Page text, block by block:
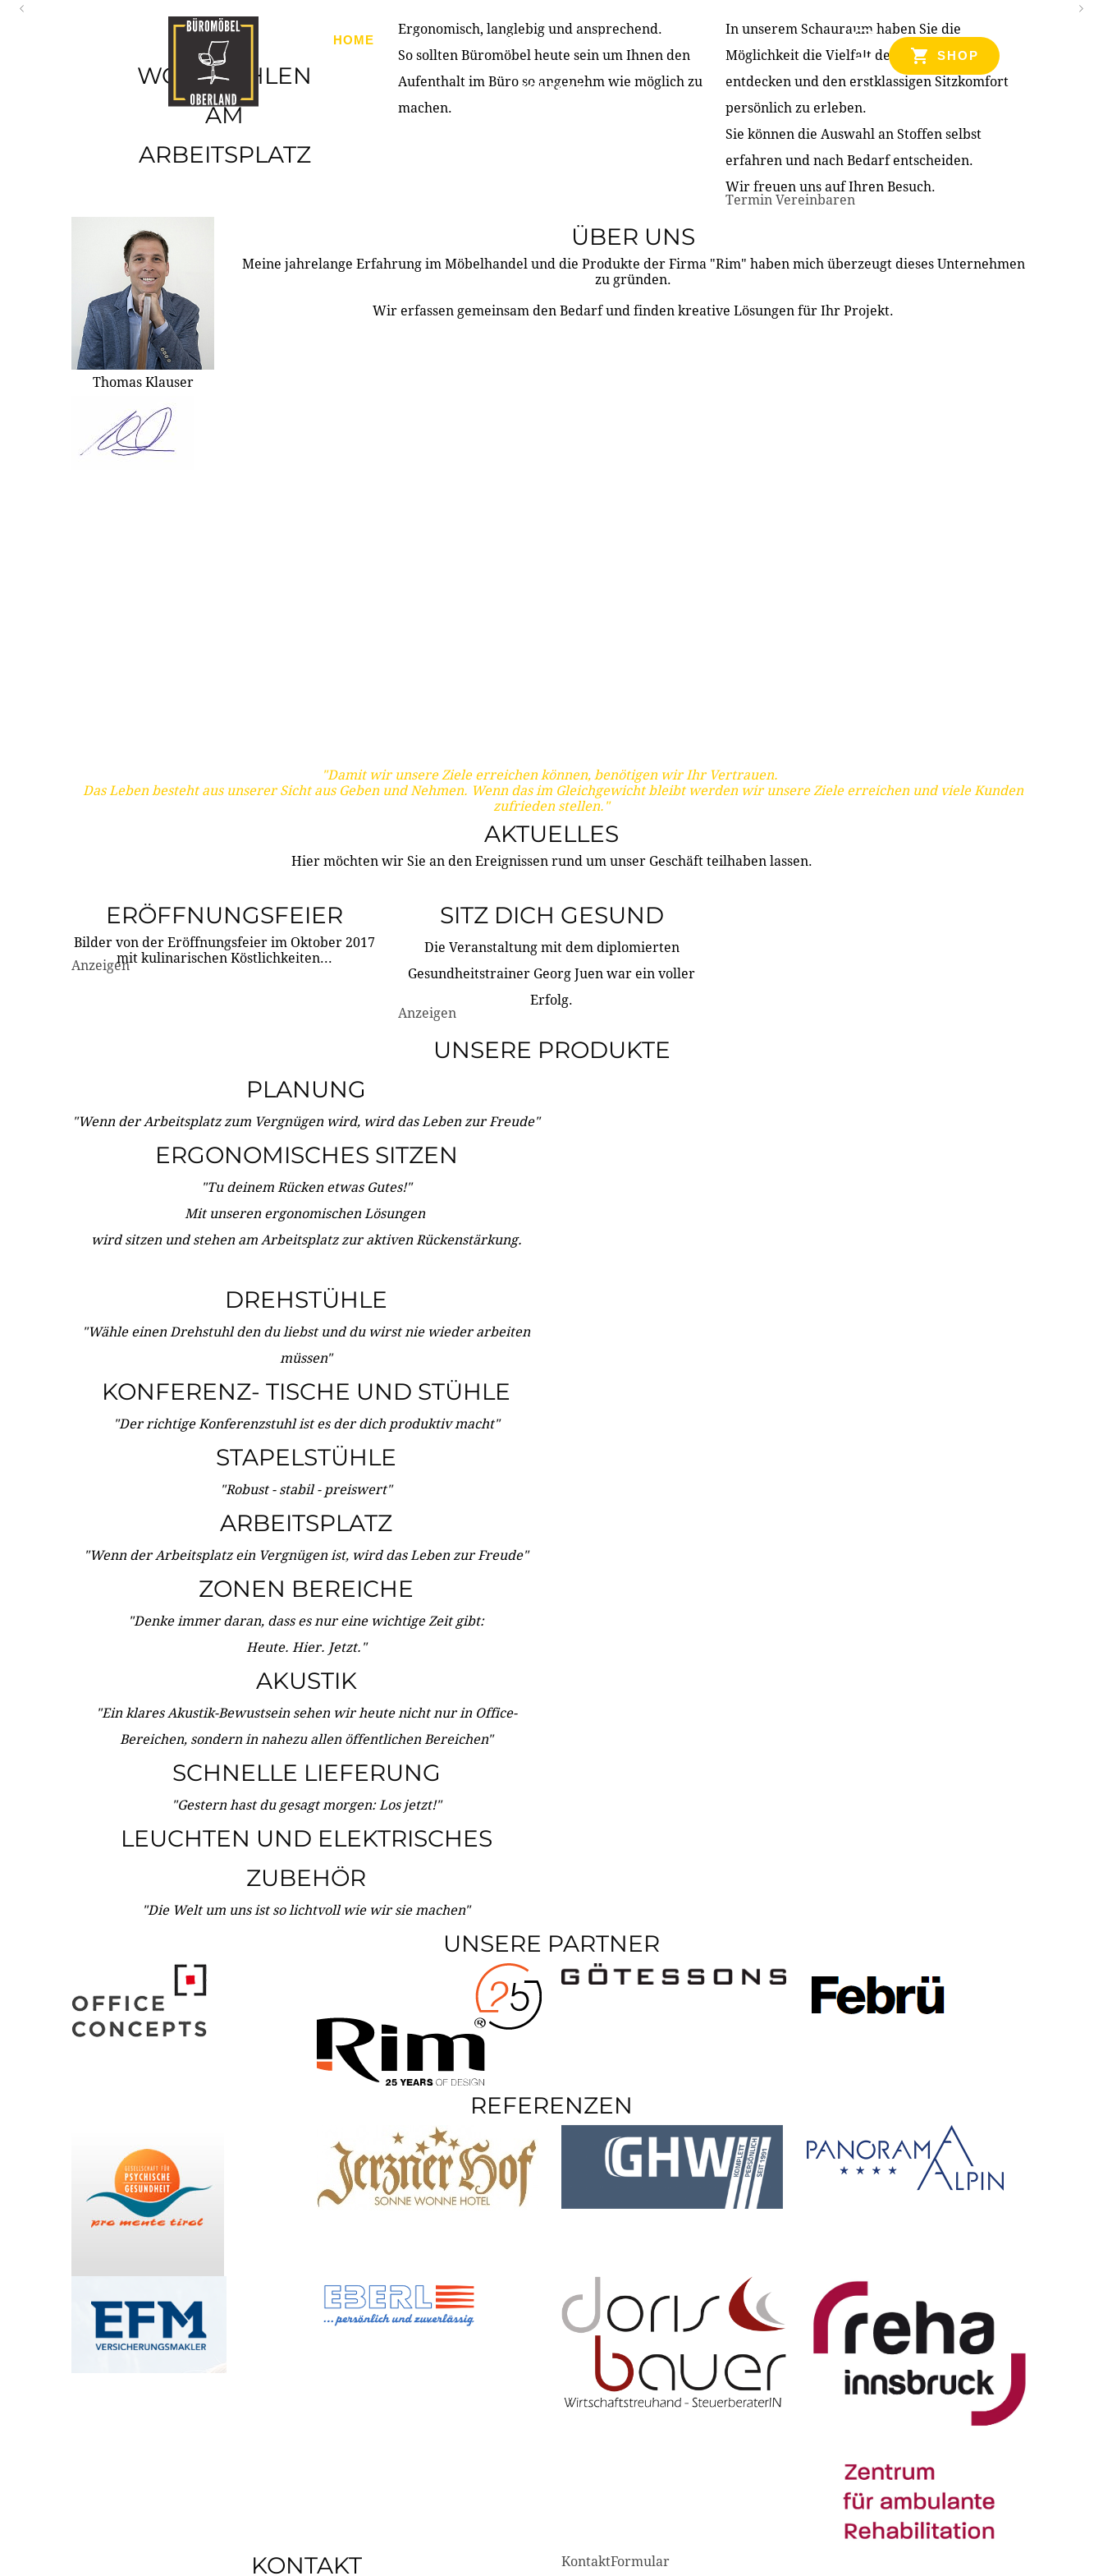
HOME PRODUKTE ÜBER UNS PARTNER & REFERENZEN
KONTAKT
SHOP
WOHLFÜHLEN
AM
ARBEITSPLATZ
Ergonomisch, langlebig und ansprechend.
So sollten Büromöbel heute sein um Ihnen den
Aufenthalt im Büro so angenehm wie möglich zu
machen.
In unserem Schauraum haben Sie die
Möglichkeit die Vielfalt der Produkte zu
entdecken und den erstklassigen Sitzkomfort
persönlich zu erleben.
Sie können die Auswahl an Stoffen selbst
erfahren und nach Bedarf entscheiden.
Wir freuen uns auf Ihren Besuch.
Termin Vereinbaren
Thomas Klauser
ÜBER UNS
Meine jahrelange Erfahrung im Möbelhandel und die Produkte der Firma "Rim" haben mich überzeugt dieses Unternehmen
zu gründen.
Wir erfassen gemeinsam den Bedarf und finden kreative Lösungen für Ihr Projekt.
"Damit wir unsere Ziele erreichen können, benötigen wir Ihr Vertrauen.
Das Leben besteht aus unserer Sicht aus Geben und Nehmen. Wenn das im Gleichgewicht bleibt werden wir unsere Ziele erreichen und viele Kunden
zufrieden stellen."
AKTUELLES
Hier möchten wir Sie an den Ereignissen rund um unser Geschäft teilhaben lassen.
ERÖFFNUNGSFEIER
Bilder von der Eröffnungsfeier im Oktober 2017
mit kulinarischen Köstlichkeiten...
Anzeigen
SITZ DICH GESUND
Die Veranstaltung mit dem diplomierten
Gesundheitstrainer Georg Juen war ein voller
Erfolg.
Anzeigen
UNSERE PRODUKTE
PLANUNG
"Wenn der Arbeitsplatz zum Vergnügen wird, wird das Leben zur Freude"
ERGONOMISCHES SITZEN
"Tu deinem Rücken etwas Gutes!"
Mit unseren ergonomischen Lösungen
wird sitzen und stehen am Arbeitsplatz zur aktiven Rückenstärkung.
DREHSTÜHLE
"Wähle einen Drehstuhl den du liebst und du wirst nie wieder arbeiten
müssen"
KONFERENZ- TISCHE UND STÜHLE
"Der richtige Konferenzstuhl ist es der dich produktiv macht"
STAPELSTÜHLE
"Robust - stabil - preiswert"
ARBEITSPLATZ
"Wenn der Arbeitsplatz ein Vergnügen ist, wird das Leben zur Freude"
ZONEN BEREICHE
"Denke immer daran, dass es nur eine wichtige Zeit gibt:
Heute. Hier. Jetzt."
AKUSTIK
"Ein klares Akustik-Bewustsein sehen wir heute nicht nur in Office-
Bereichen, sondern in nahezu allen öffentlichen Bereichen"
SCHNELLE LIEFERUNG
"Gestern hast du gesagt morgen: Los jetzt!"
LEUCHTEN UND ELEKTRISCHES
ZUBEHÖR
"Die Welt um uns ist so lichtvoll wie wir sie machen"
UNSERE PARTNER
REFERENZEN
KONTAKT KontaktFormular